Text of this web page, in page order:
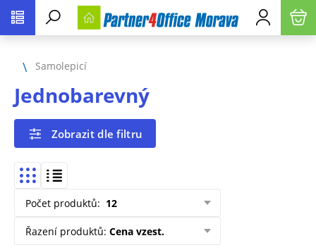
Samolepicí
Jednobarevný
Zobrazit dle filtru
Počet produktů: 12
Řazení produktů: Cena vzest.